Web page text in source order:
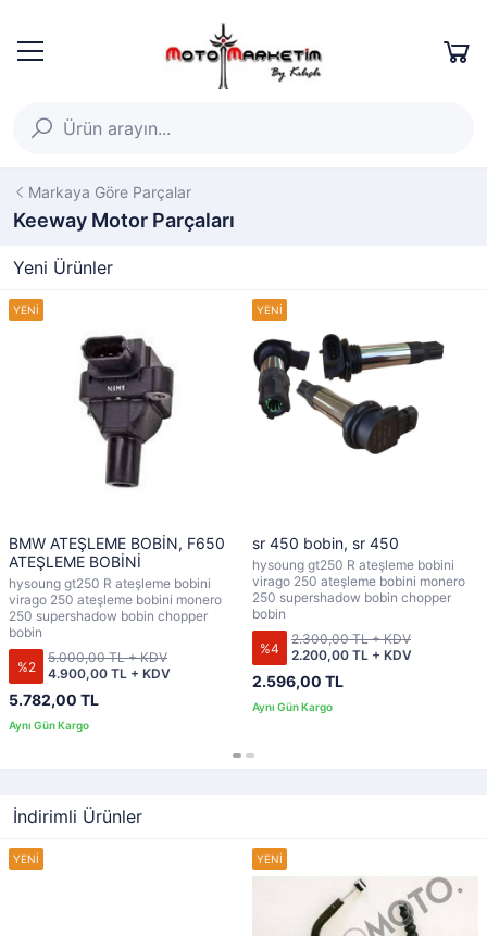
Markaya Göre Parçalar
Keeway Motor Parçaları
Yeni Ürünler
BMW ATEŞLEME BOBİN, F650
ATEŞLEME BOBİNİ
hysoung gt250 R ateşleme bobini
virago 250 ateşleme bobini monero
250 supershadow bobin chopper
bobin
%2
5.782,00 TL
4.900,00 TL + KDV
5.000,00 TL + KDV
sr 450 bobin, sr 450
hysoung gt250 R ateşleme bobini
virago 250 ateşleme bobini monero
250 supershadow bobin chopper
bobin
%4
2.596,00 TL
2.200,00 TL + KDV
2.300,00 TL + KDV
İndirimli Ürünler